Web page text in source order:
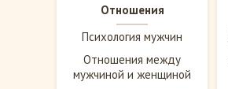
Отношения
Психология мужчин
Отношения между
мужчиной и женщиной